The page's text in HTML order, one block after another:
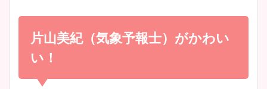
宇賀神メグアナのニット画像
小室瑛莉子のカップ画像まと
め！足が美脚でニット衣装も
かわいい！
片山美紀（気象予報士）がかわい
い！